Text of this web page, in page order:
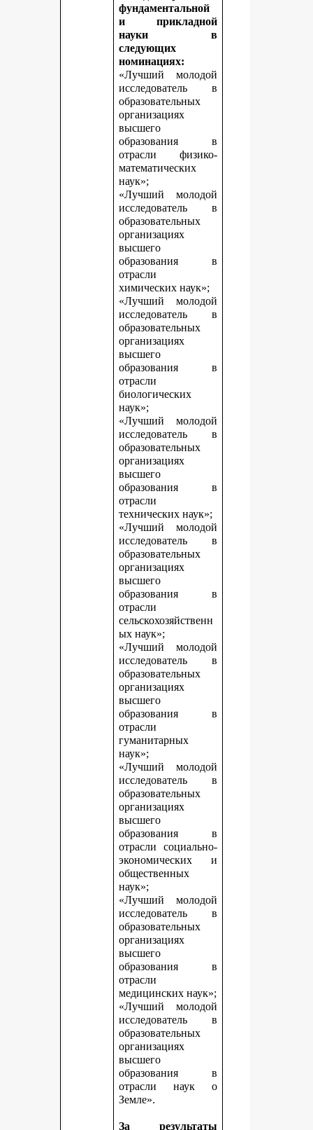
фундаментальной
и прикладной
науки в
следующих
номинациях:
«Лучший молодой
исследователь в
образовательных
организациях
высшего
образования в
отрасли физико-
математических
наук»;
«Лучший молодой
исследователь в
образовательных
организациях
высшего
образования в
отрасли
химических наук»;
«Лучший молодой
исследователь в
образовательных
организациях
высшего
образования в
отрасли
биологических
наук»;
«Лучший молодой
исследователь в
образовательных
организациях
высшего
образования в
отрасли
технических наук»;
«Лучший молодой
исследователь в
образовательных
организациях
высшего
образования в
отрасли
сельскохозяйственн
ых наук»;
«Лучший молодой
исследователь в
образовательных
организациях
высшего
образования в
отрасли
гуманитарных
наук»;
«Лучший молодой
исследователь в
образовательных
организациях
высшего
образования в
отрасли социально-
экономических и
общественных
наук»;
«Лучший молодой
исследователь в
образовательных
организациях
высшего
образования в
отрасли
медицинских наук»;
«Лучший молодой
исследователь в
образовательных
организациях
высшего
образования в
отрасли наук о
Земле».
За результаты